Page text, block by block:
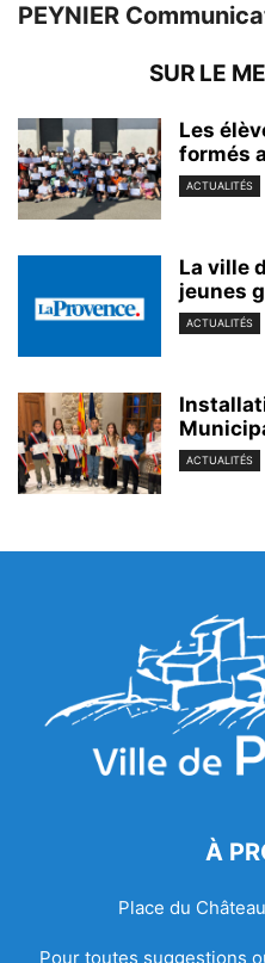
PEYNIER
SUR LE
Les
formés
ACTUALITÉS
La ville
jeunes
ACTUALITÉS
ACTUALITÉS
À
Place du
Pour toutes suggestions